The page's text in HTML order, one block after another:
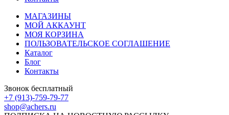
МАГАЗИНЫ
МОЙ АККАУНТ
МОЯ КОРЗИНА
ПОЛЬЗОВАТЕЛЬСКОЕ СОГЛАШЕНИЕ
Каталог
Блог
Контакты
Звонок бесплатный
+7 (913)-759-79-77
shop@achers.ru